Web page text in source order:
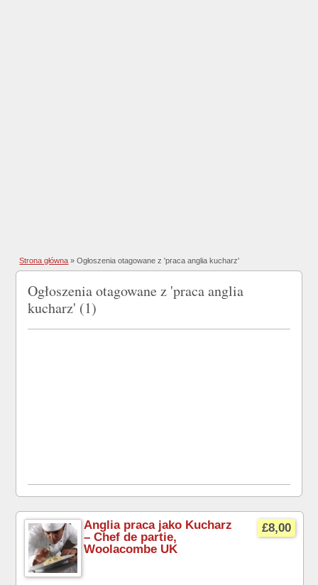
Strona główna »Ogłoszenia otagowane z 'praca anglia kucharz'
Ogłoszenia otagowane z 'praca anglia
kucharz' (1)
£8,00
Anglia praca jako Kucharz
– Chef de partie,
Woolacombe UK